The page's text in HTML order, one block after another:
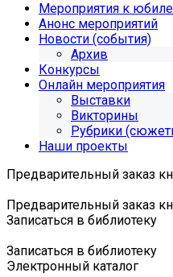
Мероприятия к
Анонс мероприятий
Новости (события)
Архив
Конкурсы
Онлайн мероприятия
Выставки
Викторины
Рубрики
Наши проекты
Предварительный заказ
Предварительный заказ
Записаться в библиотеку
Записаться в библиотеку
Электронный каталог